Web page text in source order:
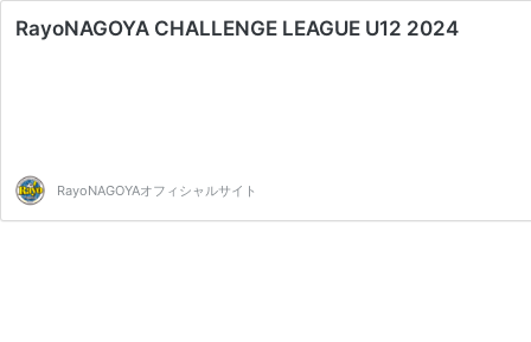
RayoNAGOYA CHALLENGE LEAGUE U12 2024
RayoNAGOYAオフィシャルサイト